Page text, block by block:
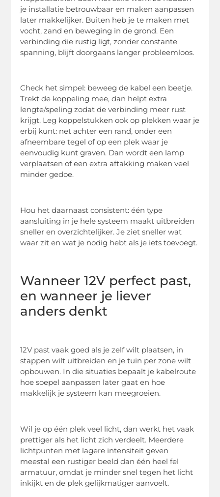
je installatie betrouwbaar en maken aanpassen
later makkelijker. Buiten heb je te maken met
vocht, zand en beweging in de grond. Een
verbinding die rustig ligt, zonder constante
spanning, blijft doorgaans langer probleemloos.
Check het simpel: beweeg de kabel een beetje.
Trekt de koppeling mee, dan helpt extra
lengte/speling zodat de verbinding meer rust
krijgt. Leg koppelstukken ook op plekken waar je
erbij kunt: net achter een rand, onder een
afneembare tegel of op een plek waar je
eenvoudig kunt graven. Dan wordt een lamp
verplaatsen of een extra aftakking maken veel
minder gedoe.
Hou het daarnaast consistent: één type
aansluiting in je hele systeem maakt uitbreiden
sneller en overzichtelijker. Je ziet sneller wat
waar zit en wat je nodig hebt als je iets toevoegt.
Wanneer 12V perfect past,
en wanneer je liever
anders denkt
12V past vaak goed als je zelf wilt plaatsen, in
stappen wilt uitbreiden en je tuin per zone wilt
opbouwen. In die situaties bepaalt je kabelroute
hoe soepel aanpassen later gaat en hoe
makkelijk je systeem kan meegroeien.
Wil je op één plek veel licht, dan werkt het vaak
prettiger als het licht zich verdeelt. Meerdere
lichtpunten met lagere intensiteit geven
meestal een rustiger beeld dan één heel fel
armatuur, omdat je minder snel tegen het licht
inkijkt en de plek gelijkmatiger aanvoelt.